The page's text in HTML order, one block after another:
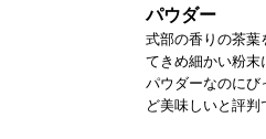
パウダー
式部の香りの茶葉
てきめ細かい粉末
パウダーなのにび
ど美味しいと評判